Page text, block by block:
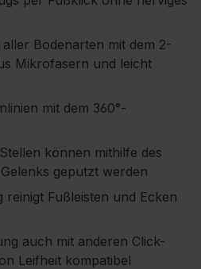
Bodenarten mit dem 2-
Mikrofasern und leicht
mit dem 360°-
können mithilfe des
geputzt werden
reinigt Fußleisten und Ecken
auch mit anderen Click-
Leifheit kompatibel